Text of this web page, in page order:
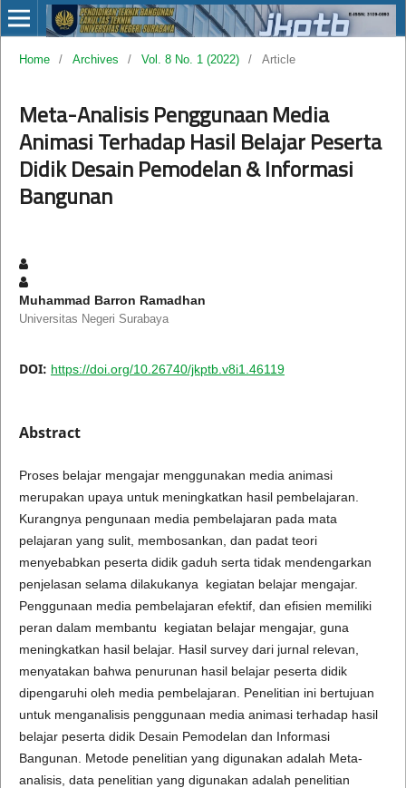
Home / Archives / Vol. 8 No. 1 (2022) / Article
Meta-Analisis Penggunaan Media
Animasi Terhadap Hasil Belajar Peserta
Didik Desain Pemodelan & Informasi
Bangunan
Muhammad Barron Ramadhan
Universitas Negeri Surabaya
DOI: https://doi.org/10.26740/jkptb.v8i1.46119
Abstract
Proses belajar mengajar menggunakan media animasi
merupakan upaya untuk meningkatkan hasil pembelajaran.
Kurangnya pengunaan media pembelajaran pada mata
pelajaran yang sulit, membosankan, dan padat teori
menyebabkan peserta didik gaduh serta tidak mendengarkan
penjelasan selama dilakukanya kegiatan belajar mengajar.
Penggunaan media pembelajaran efektif, dan efisien memiliki
peran dalam membantu kegiatan belajar mengajar, guna
meningkatkan hasil belajar. Hasil survey dari jurnal relevan,
menyatakan bahwa penurunan hasil belajar peserta didik
dipengaruhi oleh media pembelajaran. Penelitian ini bertujuan
untuk menganalisis penggunaan media animasi terhadap hasil
belajar peserta didik Desain Pemodelan dan Informasi
Bangunan. Metode penelitian yang digunakan adalah Meta-
analisis, data penelitian yang digunakan adalah penelitian